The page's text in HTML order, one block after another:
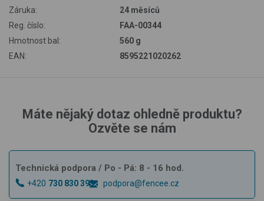
Záruka:
24 měsíců
Reg. číslo:
FAA-00344
Hmotnost bal:
560 g
EAN:
8595221020262
Máte nějaký dotaz ohledně produktu?
Ozvěte se nám
Technická podpora / Po - Pá: 8 - 16 hod.
+420 730 830 393 podpora@fencee.cz